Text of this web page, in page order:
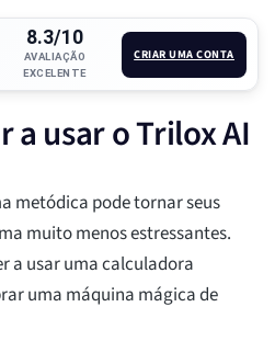
8.3/10
AVALIAÇÃO
EXCELENTE
CRIAR UMA CONTA
a usar o Trilox AI
metódica pode tornar seus
muito menos estressantes.
a usar uma calculadora
uma máquina mágica de